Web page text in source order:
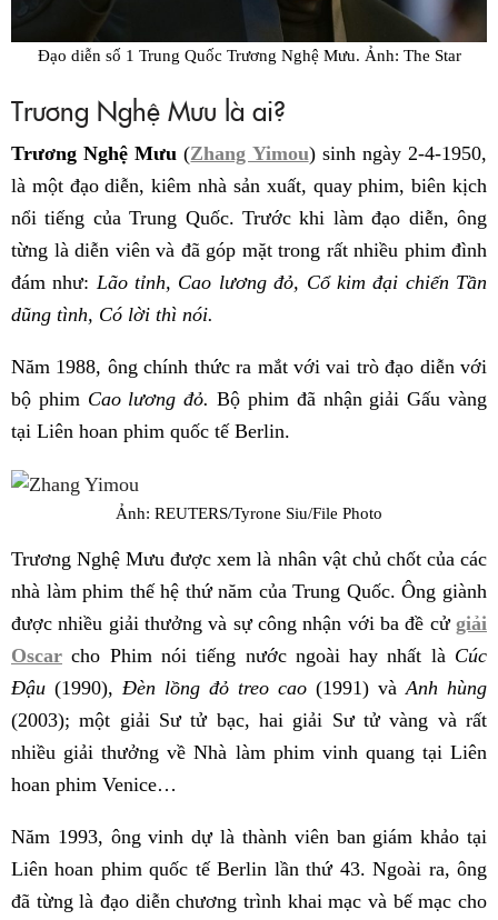
Đạo diễn số 1 Trung Quốc Trương Nghệ Mưu. Ảnh: The Star
Trương Nghệ Mưu là ai?
Trương Nghệ Mưu (Zhang Yimou) sinh ngày 2-4-1950,
là một đạo diễn, kiêm nhà sản xuất, quay phim, biên kịch
nổi tiếng của Trung Quốc. Trước khi làm đạo diễn, ông
từng là diễn viên và đã góp mặt trong rất nhiều phim đình
đám như: Lão tỉnh, Cao lương đỏ, Cổ kim đại chiến Tần
dũng tình, Có lời thì nói.
Năm 1988, ông chính thức ra mắt với vai trò đạo diễn với
bộ phim Cao lương đỏ. Bộ phim đã nhận giải Gấu vàng
tại Liên hoan phim quốc tế Berlin.
Ảnh: REUTERS/Tyrone Siu/File Photo
Trương Nghệ Mưu được xem là nhân vật chủ chốt của các
nhà làm phim thế hệ thứ năm của Trung Quốc. Ông giành
được nhiều giải thưởng và sự công nhận với ba đề cử giải
Oscar cho Phim nói tiếng nước ngoài hay nhất là Cúc
Đậu (1990), Đèn lồng đỏ treo cao (1991) và Anh hùng
(2003); một giải Sư tử bạc, hai giải Sư tử vàng và rất
nhiều giải thưởng về Nhà làm phim vinh quang tại Liên
hoan phim Venice…
Năm 1993, ông vinh dự là thành viên ban giám khảo tại
Liên hoan phim quốc tế Berlin lần thứ 43. Ngoài ra, ông
đã từng là đạo diễn chương trình khai mạc và bế mạc cho